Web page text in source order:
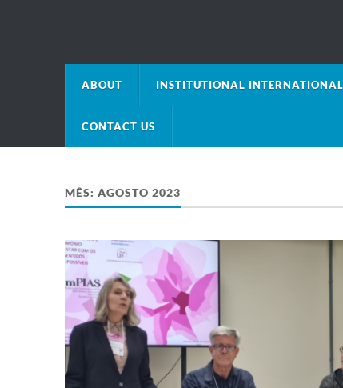
ABOUT INSTITUTIONAL
CONTACT US
MÊS: AGOSTO 2023